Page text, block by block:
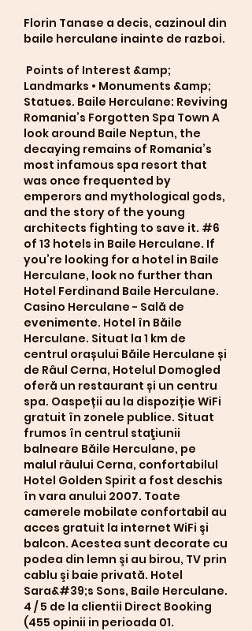
Florin Tanase a decis, cazinoul din
baile herculane inainte de razboi.
Landmarks • Monuments &amp;
Statues. Baile Herculane: Reviving
Romania’s Forgotten Spa Town A
look around Baile Neptun, the
decaying remains of Romania’s
most infamous spa resort that
was once frequented by
emperors and mythological gods,
and the story of the young
architects fighting to save it. #6
of 13 hotels in Baile Herculane. If
you’re looking for a hotel in Baile
Herculane, look no further than
Hotel Ferdinand Baile Herculane.
Casino Herculane - Sală de
evenimente. Hotel în Băile
Herculane. Situat la 1 km de
centrul orașului Băile Herculane și
de Râul Cerna, Hotelul Domogled
oferă un restaurant și un centru
spa. Oaspeții au la dispoziție WiFi
gratuit în zonele publice. Situat
frumos în centrul staţiunii
balneare Băile Herculane, pe
malul râului Cerna, confortabilul
Hotel Golden Spirit a fost deschis
în vara anului 2007. Toate
camerele mobilate confortabil au
acces gratuit la internet WiFi şi
balcon. Acestea sunt decorate cu
podea din lemn şi au birou, TV prin
cablu şi baie privată. Hotel
Sara&#39;s Sons, Baile Herculane.
4 / 5 de la clientii Direct Booking
(455 opinii in perioada 01.